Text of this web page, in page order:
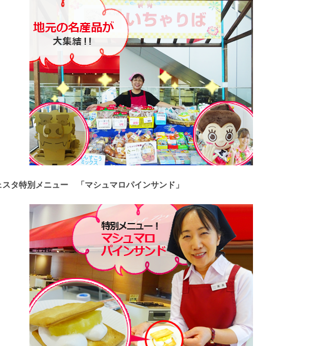
スタ特別メニュー 「マシュマロパインサンド」